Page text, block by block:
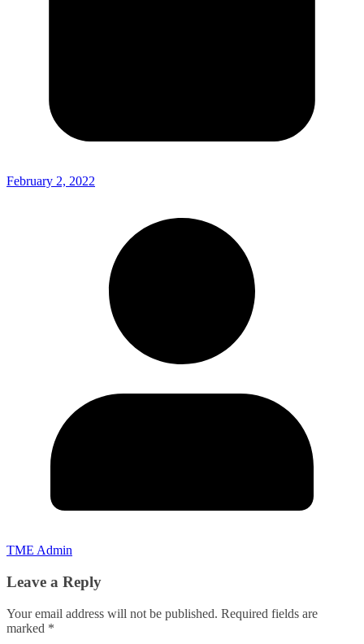
February 2, 2022
TME Admin
Leave a Reply
Your email address will not be published. Required fields are
marked *